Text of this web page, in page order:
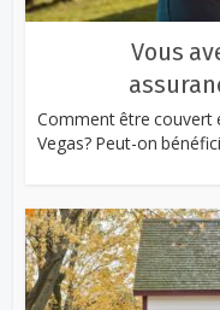
Vous
Comment être couvert
Vegas? Peut-on